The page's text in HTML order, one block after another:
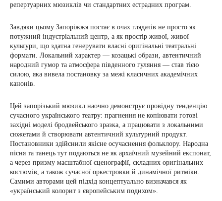
репертуарних мюзиклів чи стандартних естрадних програм.
Завдяки цьому Запоріжжя постає в очах глядачів не просто як
потужний індустріальний центр, а як простір живої, живої
культури, що здатна генерувати власні оригінальні театральні
формати. Локальний характер — козацькі образи, автентичний
народний гумор та атмосфера південного гуляння — став тією
силою, яка вивела постановку за межі класичних академічних
канонів.
Цей запорізький мюзикл наочно демонструє провідну тенденцію
сучасного українського театру: прагнення не копіювати готові
західні моделі бродвейського зразка, а працювати з локальними
сюжетами й створювати автентичний культурний продукт.
Постановники здійснили якісне осучаснення фольклору. Народна
пісня та танець тут подаються не як архаїчний музейний експонат,
а через призму масштабної сценографії, складних оригінальних
костюмів, а також сучасної оркестровки й динамічної ритміки.
Самими авторами цей підхід концептуально визначався як
«український колорит з європейським подихом».